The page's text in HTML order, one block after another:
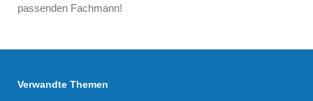
passenden Fachmann!
Verwandte Themen